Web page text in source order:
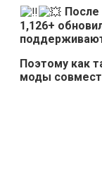
После
1,126+
Поэтому как
моды